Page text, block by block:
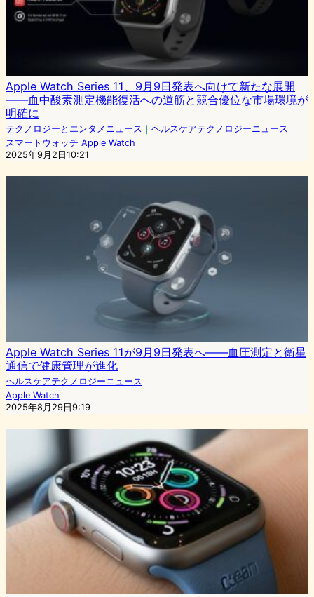
Apple Watch Series 11、9月9日発表へ向けて新たな展開
——血中酸素測定機能復活への道筋と競合優位な市場環境が
明確に
テクノロジーとエンタメニュース ｜ ヘルスケアテクノロジーニュース
スマートウォッチ Apple Watch
2025年9月2日10:21
Apple Watch Series 11が9月9日発表へ——血圧測定と衛星
通信で健康管理が進化
ヘルスケアテクノロジーニュース
Apple Watch
2025年8月29日9:19